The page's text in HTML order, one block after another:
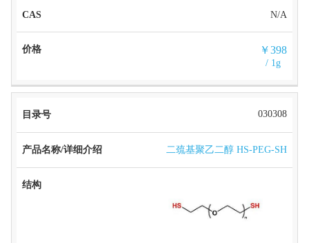
N/A
￥398
/ 1g
030308
二巯基聚乙二醇 HS-PEG-SH